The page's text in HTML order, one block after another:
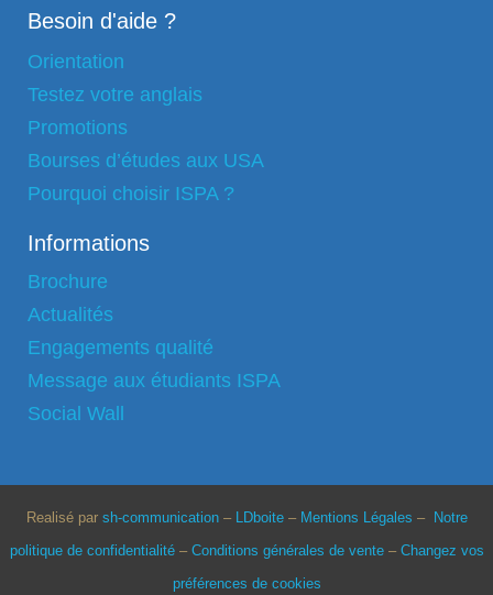
Besoin d'aide ?
Orientation
Testez votre anglais
Promotions
Bourses d’études aux USA
Pourquoi choisir ISPA ?
Informations
Brochure
Actualités
Engagements qualité
Message aux étudiants ISPA
Social Wall
Realisé par sh-communication– LDboite– Mentions Légales –
Notre
politique de confidentialité– Conditions générales de vente– Changez vos
préférences de cookies